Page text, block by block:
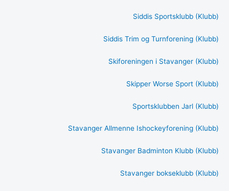
Siddis Sportsklubb (Klubb)
Siddis Trim og Turnforening (Klubb)
Skiforeningen i Stavanger (Klubb)
Skipper Worse Sport (Klubb)
Sportsklubben Jarl (Klubb)
Stavanger Allmenne Ishockeyforening (Klubb)
Stavanger Badminton Klubb (Klubb)
Stavanger bokseklubb (Klubb)